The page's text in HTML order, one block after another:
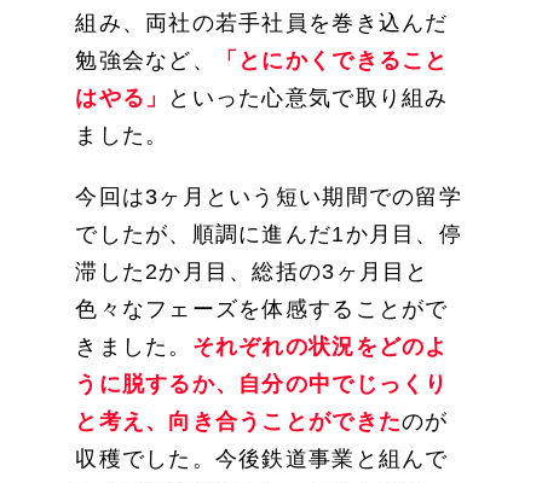
組み、両社の若手社員を巻き込んだ
勉強会など、
「とにかくできること
はやる」
といった心意気で取り組み
ました。
今回は3ヶ月という短い期間での留学
でしたが、順調に進んだ1か月目、停
滞した2か月目、総括の3ヶ月目と
色々なフェーズを体感することがで
きました。 それぞれの状況をどのよ
うに脱するか、自分の中でじっくり
と考え、向き合うことができたのが
収穫でした。今後鉄道事業と組んで